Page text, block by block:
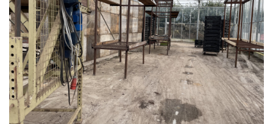
Cadeaubon
Algemeen
Blog